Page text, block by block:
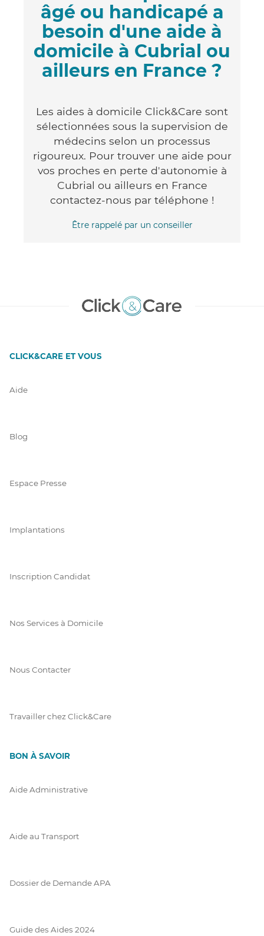
âgé ou handicapé a
besoin d'une aide à
domicile à Cubrial ou
ailleurs en France ?
Les aides à domicile Click&Care sont
sélectionnées sous la supervision de
médecins selon un processus
rigoureux. Pour trouver une aide pour
vos proches en perte d'autonomie à
Cubrial ou ailleurs en France
contactez-nous par téléphone !
Être rappelé par un conseiller
CLICK&CARE ET VOUS
Aide
Blog
Espace Presse
Implantations
Inscription Candidat
Nos Services à Domicile
Nous Contacter
Travailler chez Click&Care
BON À SAVOIR
Aide Administrative
Aide au Transport
Dossier de Demande APA
Guide des Aides 2024